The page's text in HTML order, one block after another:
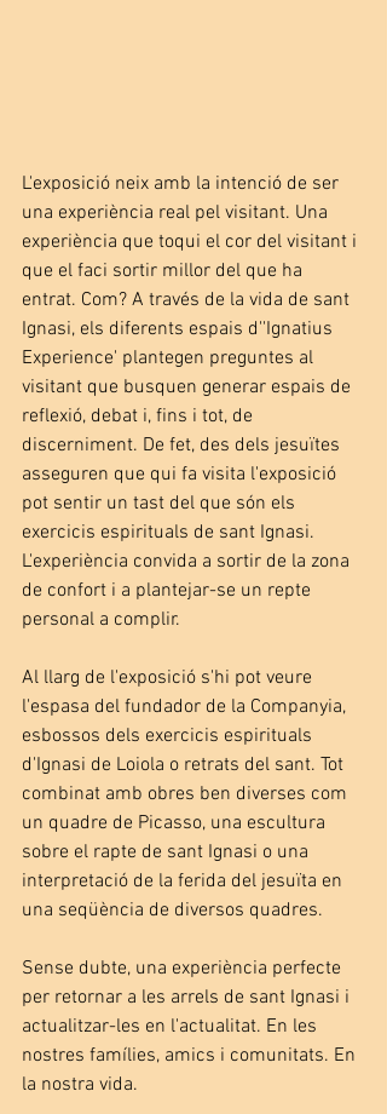
L'exposició neix amb la intenció de ser
una experiència real pel visitant. Una
experiència que toqui el cor del visitant i
que el faci sortir millor del que ha
entrat. Com? A través de la vida de sant
Ignasi, els diferents espais d''Ignatius
Experience' plantegen preguntes al
visitant que busquen generar espais de
reflexió, debat i, fins i tot, de
discerniment. De fet, des dels jesuïtes
asseguren que qui fa visita l'exposició
pot sentir un tast del que són els
exercicis espirituals de sant Ignasi.
L'experiència convida a sortir de la zona
de confort i a plantejar-se un repte
personal a complir.
Al llarg de l'exposició s'hi pot veure
l'espasa del fundador de la Companyia,
esbossos dels exercicis espirituals
d'Ignasi de Loiola o retrats del sant. Tot
combinat amb obres ben diverses com
un quadre de Picasso, una escultura
sobre el rapte de sant Ignasi o una
interpretació de la ferida del jesuïta en
una seqüència de diversos quadres.
Sense dubte, una experiència perfecte
per retornar a les arrels de sant Ignasi i
actualitzar-les en l'actualitat. En les
nostres famílies, amics i comunitats. En
la nostra vida.